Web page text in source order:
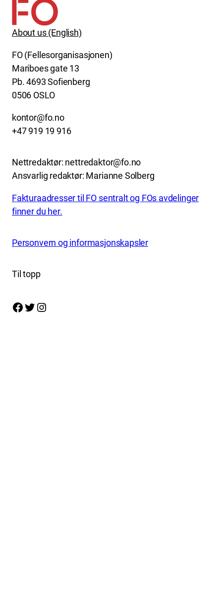
About us (English)
FO (Fellesorganisasjonen)
Mariboes gate 13
Pb. 4693 Sofienberg
0506 OSLO
kontor@fo.no
+47 919 19 916
Nettredaktør: nettredaktor@fo.no
Ansvarlig redaktør: Marianne Solberg
Fakturaadresser til FO sentralt og FOs avdelinger
finner du her.
Personvern og informasjonskapsler
Til topp
Facebook Twitter Instagram